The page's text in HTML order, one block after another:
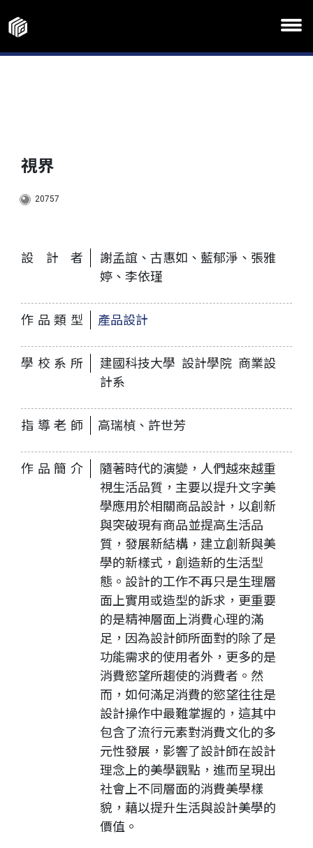
視界
20757
設計者
謝孟誼、古惠如、藍郁淨、張雅
婷、李依瑾
作品類型 產品設計
學校系所
建國科技大學 設計學院 商業設
計系
指導老師 高瑞楨、許世芳
作品簡介
隨著時代的演變，人們越來越重
視生活品質，主要以提升文字美
學應用於相關商品設計，以創新
與突破現有商品並提高生活品
質，發展新結構，建立創新與美
學的新樣式，創造新的生活型
態。設計的工作不再只是生理層
面上實用或造型的訴求，更重要
的是精神層面上消費心理的滿
足，因為設計師所面對的除了是
功能需求的使用者外，更多的是
消費慾望所趨使的消費者。然
而，如何滿足消費的慾望往往是
設計操作中最難掌握的，這其中
包含了流行元素對消費文化的多
元性發展，影響了設計師在設計
理念上的美學觀點，進而呈現出
社會上不同層面的消費美學樣
貌，藉以提升生活與設計美學的
價值。